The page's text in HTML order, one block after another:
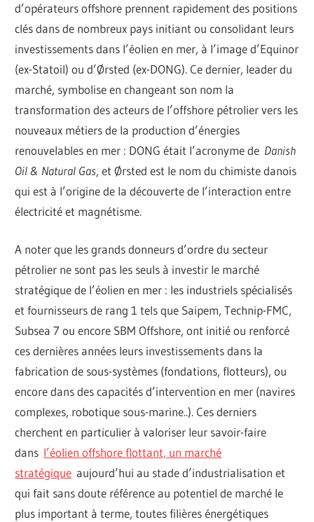
d’opérateurs offshore prennent rapidement des positions
clés dans de nombreux pays initiant ou consolidant leurs
investissements dans l’éolien en mer, à l’image d’Equinor
(ex-Statoil) ou d’Ørsted (ex-DONG). Ce dernier, leader du
marché, symbolise en changeant son nom la
transformation des acteurs de l’offshore pétrolier vers les
nouveaux métiers de la production d’énergies
renouvelables en mer : DONG était l’acronyme de Danish
Oil & Natural Gas, et Ørsted est le nom du chimiste danois
qui est à l’origine de la découverte de l’interaction entre
électricité et magnétisme.
A noter que les grands donneurs d’ordre du secteur
pétrolier ne sont pas les seuls à investir le marché
stratégique de l’éolien en mer : les industriels spécialisés
et fournisseurs de rang 1 tels que Saipem, Technip-FMC,
Subsea 7 ou encore SBM Offshore, ont initié ou renforcé
ces dernières années leurs investissements dans la
fabrication de sous-systèmes (fondations, flotteurs), ou
encore dans des capacités d’intervention en mer (navires
complexes, robotique sous-marine..). Ces derniers
cherchent en particulier à valoriser leur savoir-faire
dans l’éolien offshore flottant, un marché
stratégique aujourd’hui au stade d’industrialisation et
qui fait sans doute référence au potentiel de marché le
plus important à terme, toutes filières énergétiques